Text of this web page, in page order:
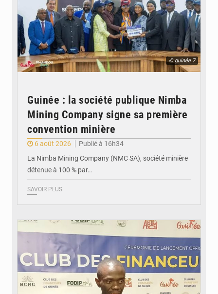
© guinée 7
Guinée : la société publique Nimba
Mining Company signe sa première
convention minière
6 août 2026
Publié à 16h34
La Nimba Mining Company (NMC SA), société minière
détenue à 100 % par…
SAVOIR PLUS